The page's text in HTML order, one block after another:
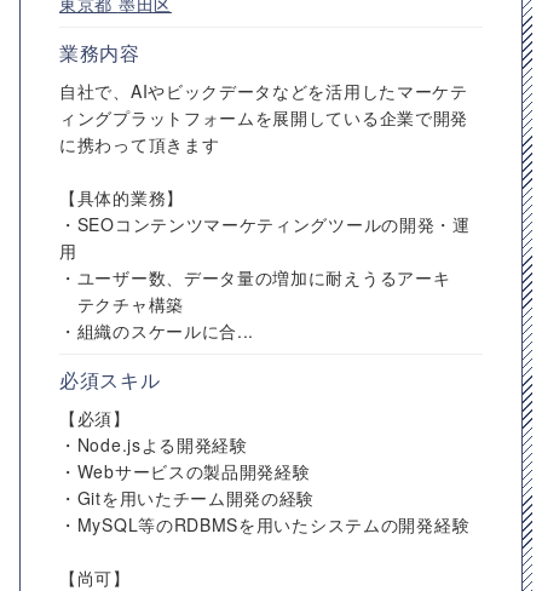
業務内容
自社で、AIやビックデータなどを活用したマーケテ
ィングプラットフォームを展開している企業で開発
に携わって頂きます
【具体的業務】
・SEOコンテンツマーケティングツールの開発・運
用
・ユーザー数、データ量の増加に耐えうるアーキ
テクチャ構築
・組織のスケールに合...
必須スキル
【必須】
・Node.jsよる開発経験
・Webサービスの製品開発経験
・Gitを用いたチーム開発の経験
・MySQL等のRDBMSを用いたシステムの開発経験
【尚可】